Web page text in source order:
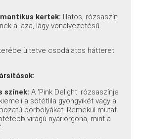
kertek: Illatos, rózsaszín
a laza, lágy vonalvezetésű
ültetve csodálatos hátteret
színek: A 'Pink Delight' rózsaszínje
a sötétlila gyöngyikét vagy a
borbolyákat. Remekül mutat
virágú nyáriorgona, mint a